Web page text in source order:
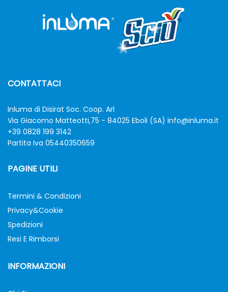
CONTATTACI
Inluma di Disirat Soc. Coop. Arl
Via Giacomo Matteotti,75 - 84025 Eboli (SA) info@inluma.it
+39 0828 199 3142
Partita Iva 05440350659
PAGINE UTILI
Termini & Condizioni
Privacy&Cookie
Spedizioni
Resi E Rimborsi
INFORMAZIONI